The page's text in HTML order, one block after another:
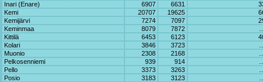
Inari (Enare)
6907 6631
Kemi
20707 19625
Kemijärvi
7274 7097
Keminmaa
8079 7872
Kittilä
6453 6123
Kolari
3846 3723
Muonio
2308 2168
Pelkosenniemi
939 914
Pello
3373 3263
Posio
3183 3123